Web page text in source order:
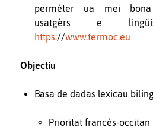
perméter ua mei bona
usatgèrs e
https://www.termoc.eu
Objectiu
Basa de dadas lexicau
Prioritat francés-occitan